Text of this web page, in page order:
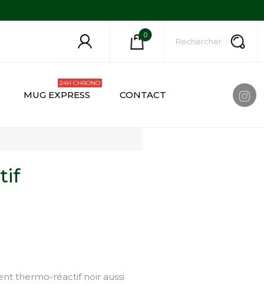
0
MUG EXPRESS
24H CHRONO
CONTACT
thermo-réactif noir aussi